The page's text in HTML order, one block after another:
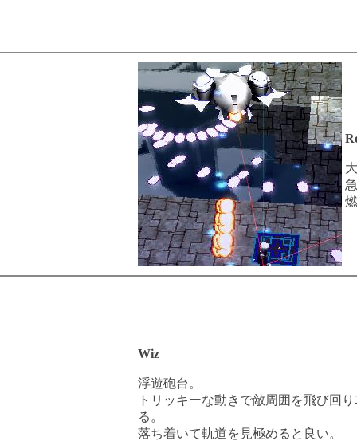
Wiz
浮遊砲台。
トリッキーな動きで敵周囲を飛び回
る。
落ち着いて軌道を見極めると良い。